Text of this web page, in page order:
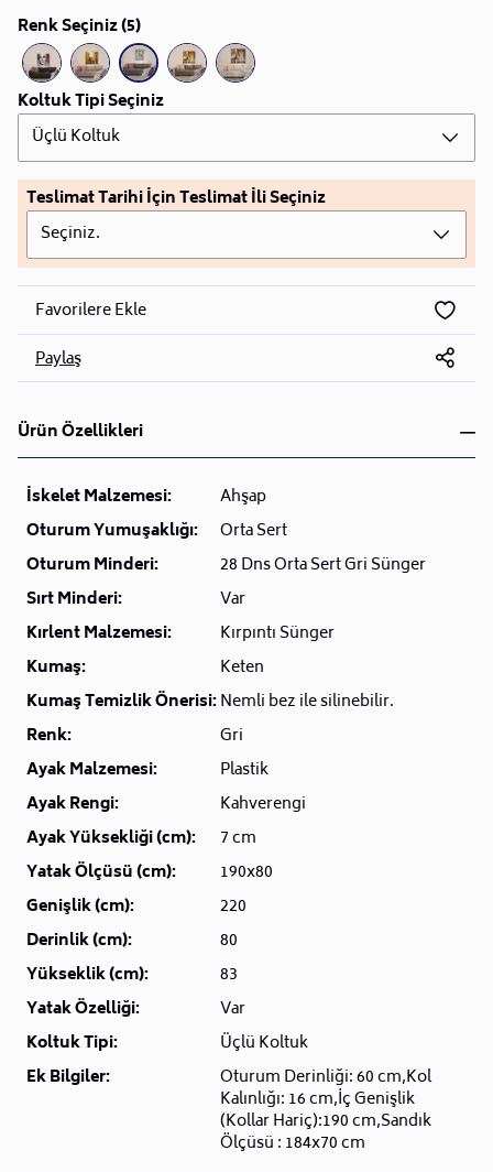
Renk Seçiniz (5)
Koltuk Tipi Seçiniz
Üçlü Koltuk
Teslimat Tarihi İçin Teslimat İli Seçiniz
Seçiniz.
Favorilere Ekle
Paylaş
Ürün Özellikleri
İskelet Malzemesi:
Ahşap
Oturum Yumuşaklığı:
Orta Sert
Oturum Minderi:
28 Dns Orta Sert Gri Sünger
Sırt Minderi:
Var
Kırlent Malzemesi:
Kırpıntı Sünger
Kumaş:
Keten
Kumaş Temizlik Önerisi:Nemli bez ile silinebilir.
Renk:
Gri
Ayak Malzemesi:
Plastik
Ayak Rengi:
Kahverengi
Ayak Yüksekliği (cm):
7 cm
Yatak Ölçüsü (cm):
190x80
Genişlik (cm):
220
Derinlik (cm):
80
Yükseklik (cm):
83
Yatak Özelliği:
Var
Koltuk Tipi:
Üçlü Koltuk
Ek Bilgiler:
Oturum Derinliği: 60 cm,Kol
Kalınlığı: 16 cm,İç Genişlik
(Kollar Hariç):190 cm,Sandık
Ölçüsü : 184x70 cm